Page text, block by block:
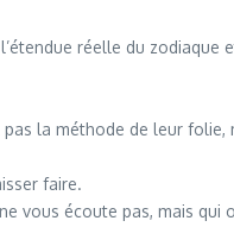
réelle du zodiaque
pas la méthode de leur folie,
faire.
vous écoute pas, mais qui